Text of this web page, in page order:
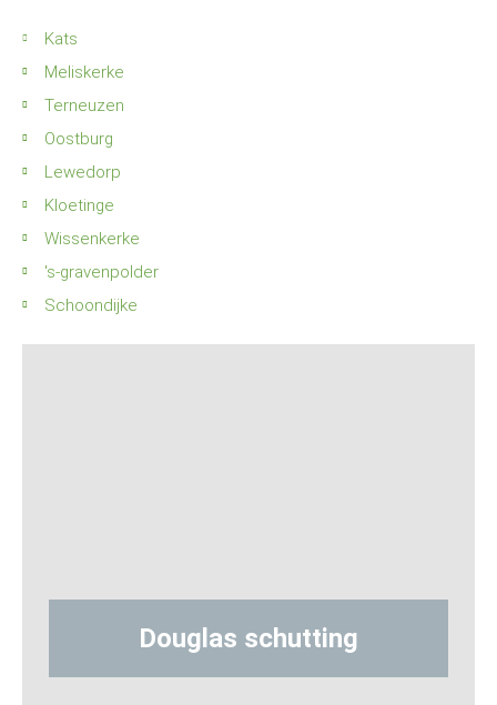
Kats
Meliskerke
Terneuzen
Oostburg
Lewedorp
Kloetinge
Wissenkerke
's-gravenpolder
Schoondijke
schutting Hout-